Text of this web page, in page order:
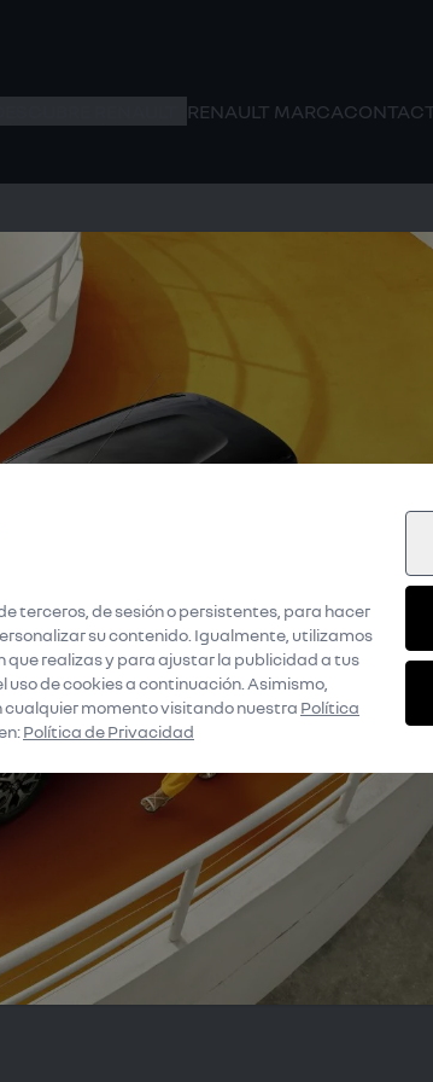
RENAULT MARCA
modifican o se generan mediante
no se generan mediante inteligencia
los derechos reservados.
terceros, de sesión o persistentes, para hacer
su contenido. Igualmente, utilizamos
realizas y para ajustar la publicidad a tus
de cookies a continuación. Asimismo,
momento visitando nuestra Política
Política de Privacidad